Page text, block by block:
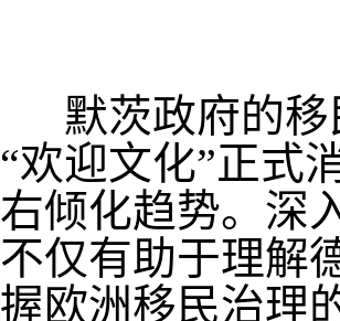
默茨政府的移
“欢迎文化”正式
右倾化趋势。深
不仅有助于理解
握欧洲移民治理